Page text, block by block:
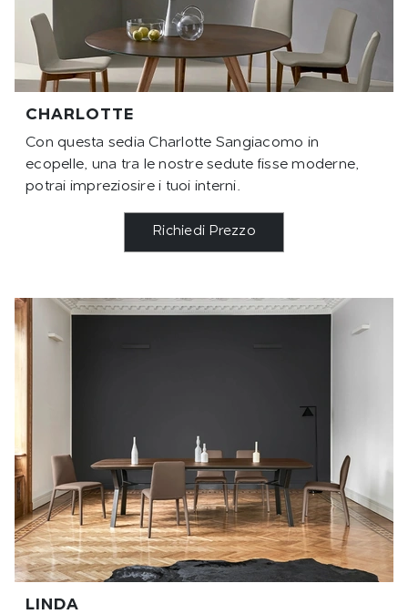
CHARLOTTE
Con questa sedia Charlotte Sangiacomo in
ecopelle, una tra le nostre sedute fisse moderne,
potrai impreziosire i tuoi interni.
Richiedi Prezzo
LINDA